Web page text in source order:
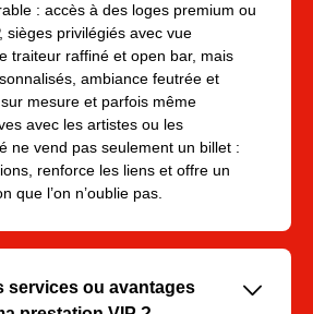
: accès à des loges premium ou
sièges privilégiés avec vue
traiteur raffiné et open bar, mais
ambiance feutrée et
mesure et parfois même
avec les artistes ou les
ne vend pas seulement un billet :
renforce les liens et offre un
que l’on n’oublie pas.
services ou avantages
􀆈